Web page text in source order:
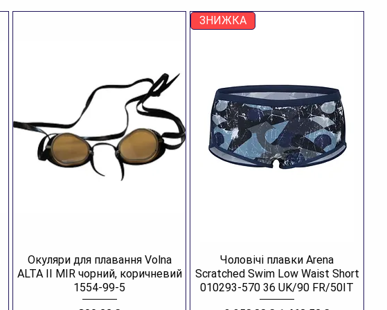
Окуляри для плавання Volna
ALTA II MIR чорний, коричневий
1554-99-5
ЗНИЖКА
Чоловічі плавки Arena
Scratched Swim Low Waist Short
010293-570 36 UK/90 FR/50IT